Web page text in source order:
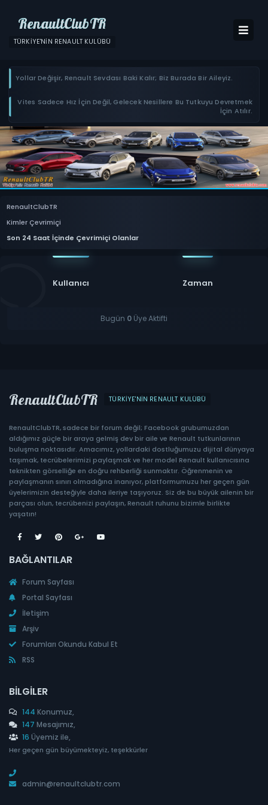
RenaultClubTR
TÜRKIYE'NIN RENAULT KULÜBÜ
Yollar Değişir, Renault Sevdası Baki Kalır; Biz Burada Bir Aileyiz.
Vites Sadece Hız İçin Değil, Gelecek Nesillere Bu Tutkuyu Devretmek
İçin Atılır.
RenaultClubTR
Kimler Çevrimiçi
Son 24 Saat İçinde Çevrimiçi Olanlar
Kullanıcı Zaman
Bugün 0 Üye Aktifti
RenaultClubTR TÜRKIYE'NIN RENAULT KULÜBÜ
RenaultClubTR, sadece bir forum değil; Facebook grubumuzdan
aldığımız güçle bir araya gelmiş dev bir aile ve Renault tutkunlarının
buluşma noktasıdır. Amacımız, yollardaki dostluğumuzu dijital dünyaya
taşımak, tecrübelerimizi paylaşmak ve her model Renault kullanıcısına
teknikten görselliğe en doğru rehberliği sunmaktır. Öğrenmenin ve
paylaşmanın sınırı olmadığına inanıyor, platformumuzu her geçen gün
üyelerimizin desteğiyle daha ileriye taşıyoruz. Siz de bu büyük ailenin bir
parçası olun, tecrübenizi paylaşın, Renault ruhunu bizimle birlikte
yaşatın!
BAĞLANTILAR
Forum Sayfası
Portal Sayfası
İletişim
Arşiv
Forumları Okundu Kabul Et
RSS
BILGILER
144 Konumuz,
147 Mesajımız,
16 Üyemiz ile,
Her geçen gün büyümekteyiz, teşekkürler
admin@renaultclubtr.com